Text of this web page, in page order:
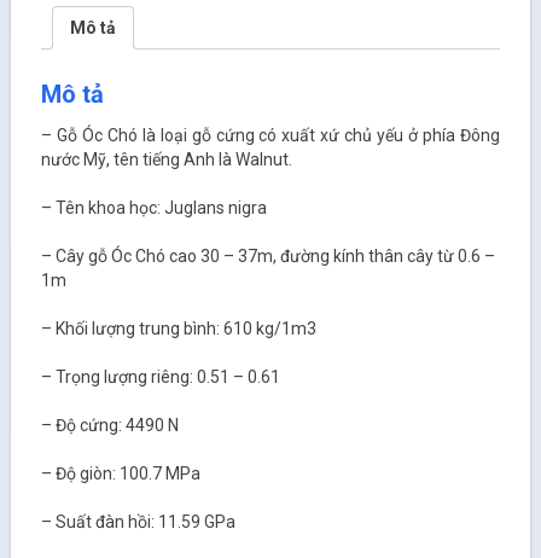
Mô tả
Mô tả
– Gỗ Óc Chó là loại gỗ cứng có xuất xứ chủ yếu ở phía Đông
nước Mỹ, tên tiếng Anh là Walnut.
– Tên khoa học: Juglans nigra
– Cây gỗ Óc Chó cao 30 – 37m, đường kính thân cây từ 0.6 –
1m
– Khối lượng trung bình: 610 kg/1m3
– Trọng lượng riêng: 0.51 – 0.61
– Độ cứng: 4490 N
– Độ giòn: 100.7 MPa
– Suất đàn hồi: 11.59 GPa